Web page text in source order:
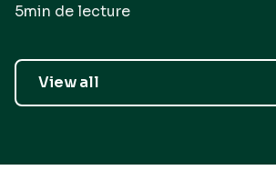
5min de lecture
View all